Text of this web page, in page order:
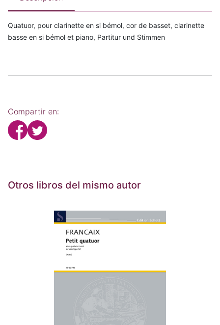
Quatuor, pour clarinette en si bémol, cor de basset, clarinette
basse en si bémol et piano, Partitur und Stimmen
Compartir en:
Otros libros del mismo autor